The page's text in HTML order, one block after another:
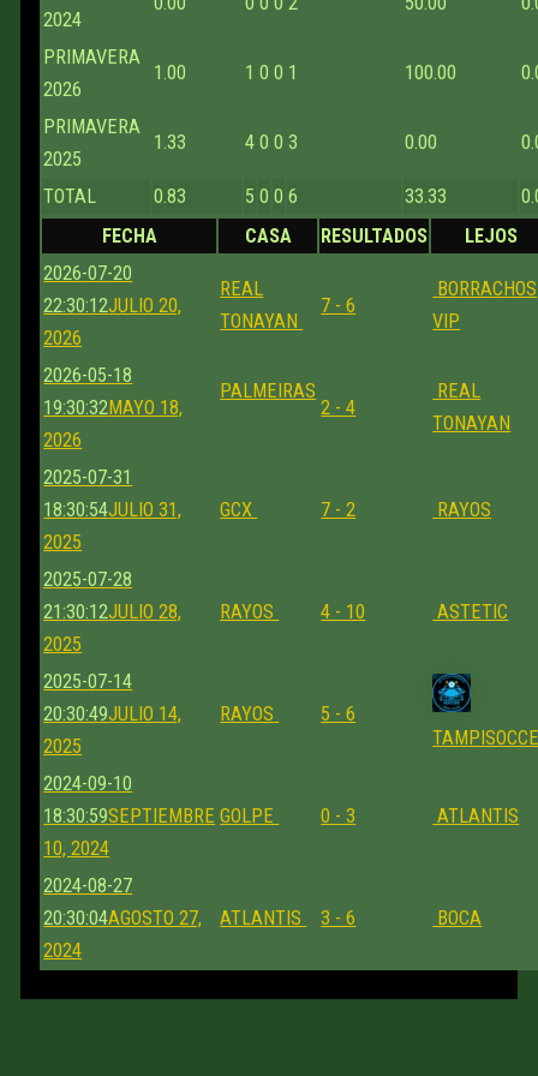
2024
PRIMAVERA
2026
1.00 1 0 0 1 100.00
PRIMAVERA
2025
1.33 4 0 0 3 0.00
TOTAL 0.83 5 0 0 6 33.33
FECHA
CASA RESULTADOS
LEJOS
2026-07-20
22:30:12JULIO 20,
2026
REAL
TONAYAN
7 - 6
BORRACHOS
VIP
2026-05-18
19:30:32MAYO 18,
2026
PALMEIRAS
2 - 4
REAL
TONAYAN
2025-07-31
18:30:54JULIO 31,
2025
GCX 7 - 2 RAYOS
2025-07-28
21:30:12JULIO 28,
2025
RAYOS 4 - 10 ASTETIC
2025-07-14
20:30:49JULIO 14,
2025
RAYOS
5 - 6
2024-09-10
18:30:59SEPTIEMBRE
10, 2024
GOLPE 0 - 3 ATLANTIS
2024-08-27
20:30:04AGOSTO 27,
2024
ATLANTIS 3 - 6 BOCA